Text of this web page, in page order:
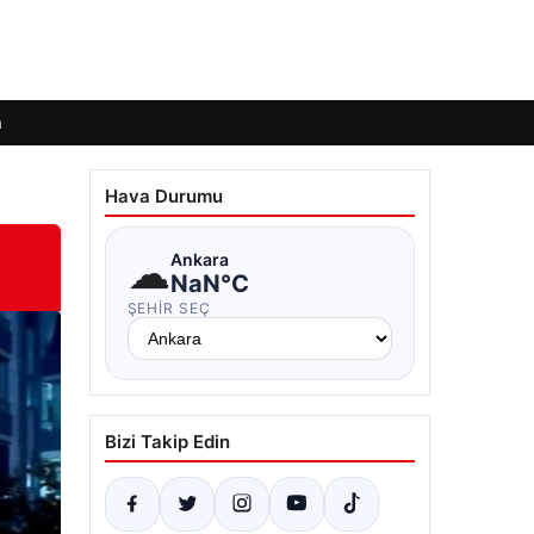
Hava Durumu
☁Ankara
NaN°C
ŞEHIR SEÇ
Bizi Takip Edin